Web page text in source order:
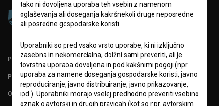
PARTNERJI
POGOJI UPORABE
O PROJEKTU
tako ni dovoljena uporaba teh vsebin z namenom
oglaševanja ali doseganja kakršnekoli druge neposredne
ali posredne gospodarske koristi.
Uporabniki so pred vsako vrsto uporabe, ki ni izključno
zasebna in nekomercialna, dolžni sami preveriti, ali je
tovrstna uporaba dovoljena in pod kakšnimi pogoji (npr.
uporaba za namene doseganja gospodarske koristi, javno
reproduciranje, javno distribuiranje, javno prikazovanje,
ipd.). Uporabniki morajo vselej predhodno preveriti vsebino
oznak o avtorski in drugih pravicah (kot so npr. avtorskim